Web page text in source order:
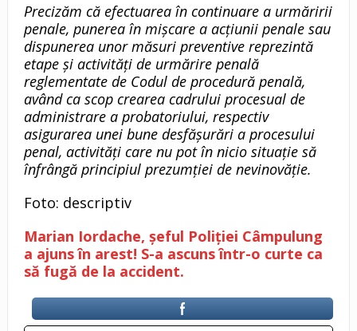
Precizăm că efectuarea în continuare a urmăririi
penale, punerea în mişcare a acţiunii penale sau
dispunerea unor măsuri preventive reprezintă
etape şi activităţi de urmărire penală
reglementate de Codul de procedură penală,
având ca scop crearea cadrului procesual de
administrare a probatoriului, respectiv
asigurarea unei bune desfăşurări a procesului
penal, activităţi care nu pot în nicio situație să
înfrângă principiul prezumției de nevinovăție.
Foto: descriptiv
Marian Iordache, șeful Poliției Câmpulung
a ajuns în arest! S-a ascuns într-o curte ca
să fugă de la accident.